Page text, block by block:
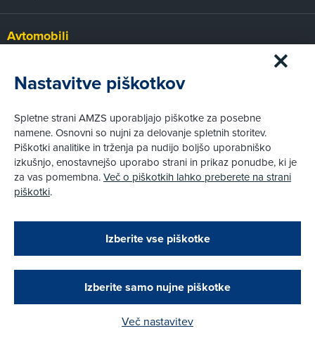
Zapri
Podarjamo vam 10 €!
Obstoječi in novi AMZS člani, ki boste v AMZS
opravili registracijo vozila, boste prejeli
vrednostno darilno kartico z dobroimetjem v višini
Kako do darila?
Avtomobili
Prvi pogled
Za volanom
Tehnika
Pravni vidiki
Piškotki
Pravno obvestilo
Pri spletni včlanitvi so podprta naslednja plačilna sredstva:
Nastavitve piškotkov
Spletne strani AMZS uporabljajo piškotke za posebne
namene. Osnovni so nujni za delovanje spletnih storitev.
Piškotki analitike in trženja pa nudijo boljšo uporabniško
izkušnjo, enostavnejšo uporabo strani in prikaz ponudbe, ki je
za vas pomembna.Več o piškotkih lahko preberete na strani
piškotki.
Izberite vse piškotke
Izberite samo nujne piškotke
Več nastavitev